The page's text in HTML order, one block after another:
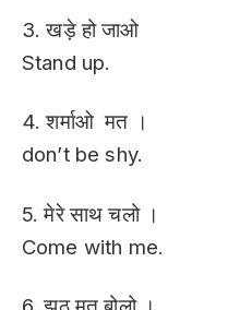
3. खड़े हो जाओ
Stand up.
4. शर्माओ मत ।
don’t be shy.
5. मेरे साथ चलो ।
Come with me.